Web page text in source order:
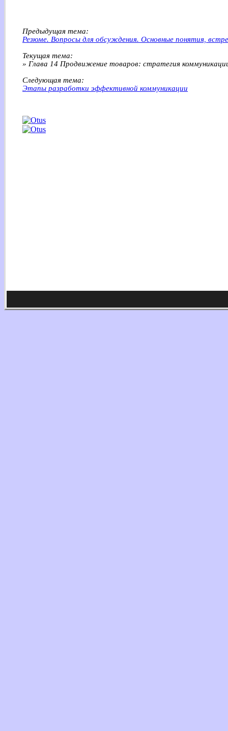
Предыдущая тема:
Резюме. Вопросы для обсуждения. Основные понятия,
Текущая тема:
» Глава 14 Продвижение товаров: стратегия
Следующая тема:
Этапы разработки эффективной коммуникации